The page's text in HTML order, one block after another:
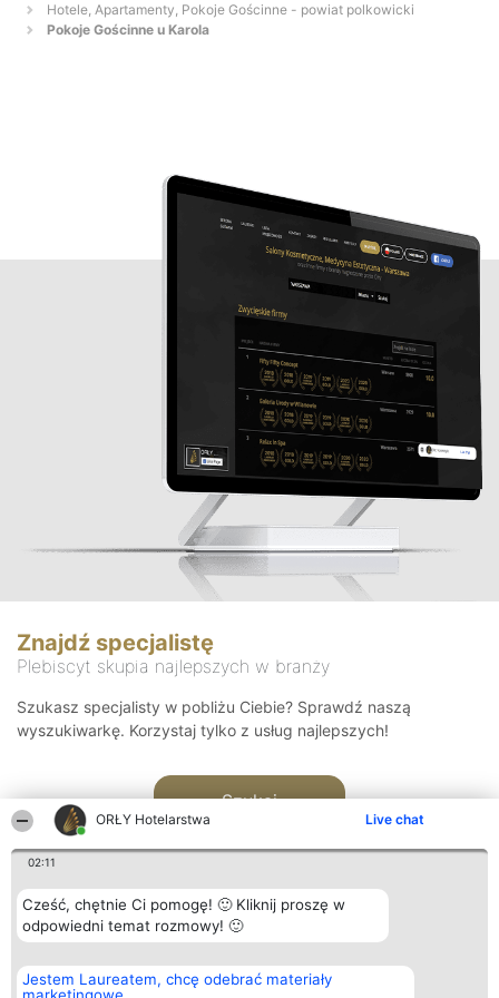
ORŁY Hotelarstwa Live chat
02:11
Cześć, chętnie Ci pomogę! 🙂 Kliknij proszę w
odpowiedni temat rozmowy! 🙂
Jestem Laureatem, chcę odebrać materiały
Hotele, Apartamenty, Pokoje Gościnne - powiat polkowicki
Pokoje Gościnne u Karola
Znajdź specjalistę
Plebiscyt skupia najlepszych w branży
Szukasz specjalisty w pobliżu Ciebie? Sprawdź naszą
wyszukiwarkę. Korzystaj tylko z usług najlepszych!
Szukaj
Organizator plebiscytu
Bright Side Solutions sp. z o.
Plebiscyt
Laureaci
Kontakt
Kontakt